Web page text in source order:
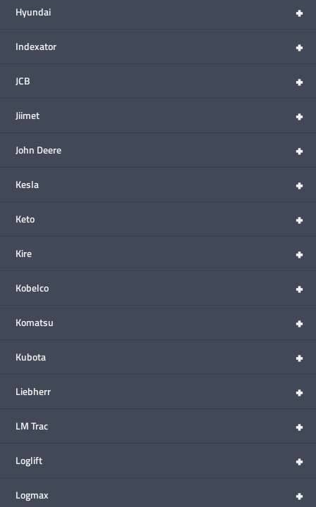
+
Hyundai
+
Indexator
+
JCB
+
Jiimet
+
John Deere
+
Kesla
+
Keto
+
Kire
+
Kobelco
+
Komatsu
+
Kubota
+
Liebherr
+
LM Trac
+
Loglift
+
Logmax